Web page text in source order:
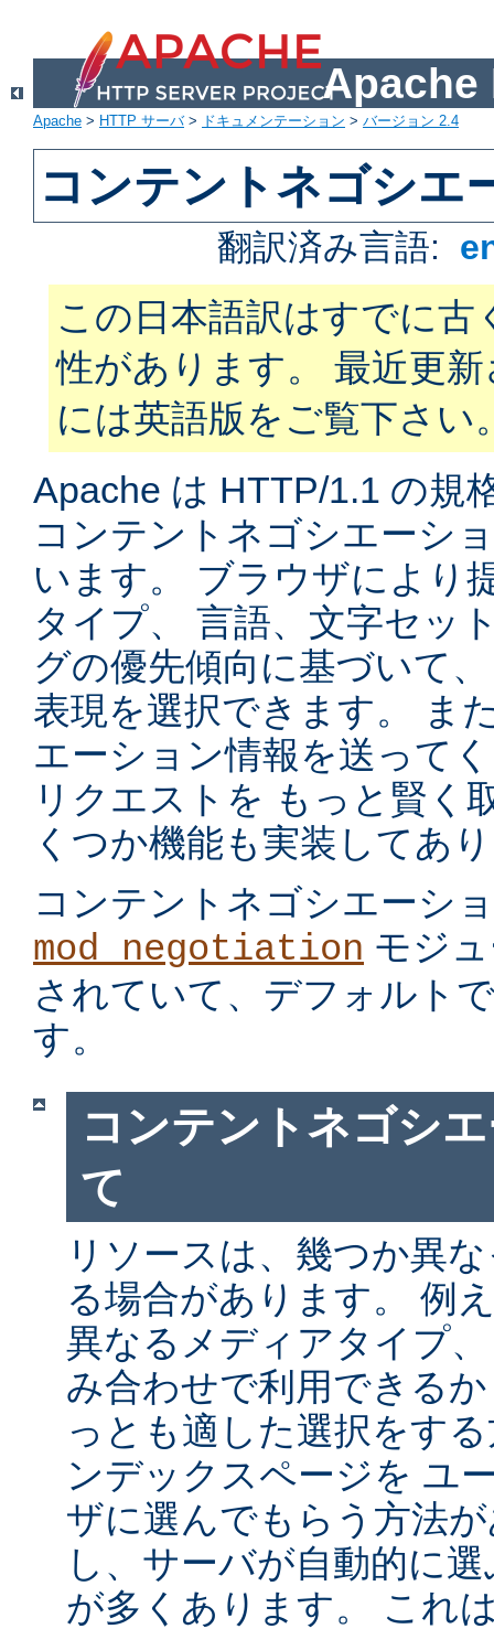
Apache
Apache > HTTP サーバ> ドキュメンテーション > バージョン 2.4
コンテントネゴシエ
翻訳済み言語:
この日本語訳はすでに古
性があります。 最近更
には英語版をご覧下さい
Apache は HTTP/1.1 の規
コンテントネゴシエーシ
います。 ブラウザにより
タイプ、 言語、文字セッ
グの優先傾向に基づいて
表現を選択できます。 ま
エーション情報を送って
リクエストを もっと賢く
くつか機能も実装してあ
コンテントネゴシエーシ
mod_negotiation モジ
されていて、デフォルト
す。
コンテントネゴシ
て
リソースは、幾つか異
る場合があります。 例
異なるメディアタイプ
み合わせで利用できる
っとも適した選択をす
ンデックスページを ユ
ザに選んでもらう方法
し、サーバが自動的に
が多くあります。 これ